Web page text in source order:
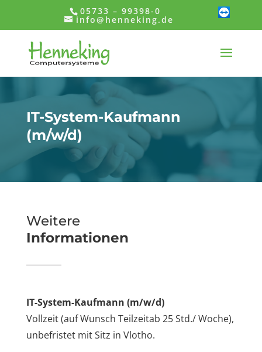
05733 – 99398-0
info@henneking.de
IT-System-Kaufmann
(m/w/d)
Weitere
Informationen
IT-System-Kaufmann (m/w/d)
Vollzeit (auf Wunsch Teilzeitab 25 Std./ Woche),
unbefristet mit Sitz in Vlotho.